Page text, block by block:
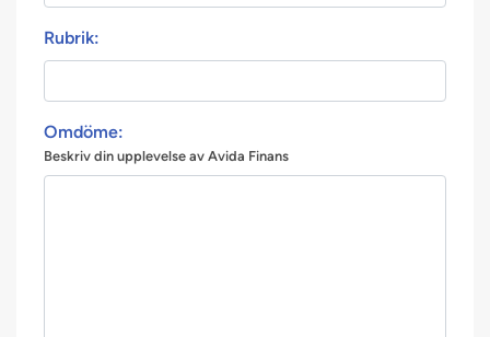
Rubrik:
Omdöme:
Beskriv din upplevelse av Avida Finans